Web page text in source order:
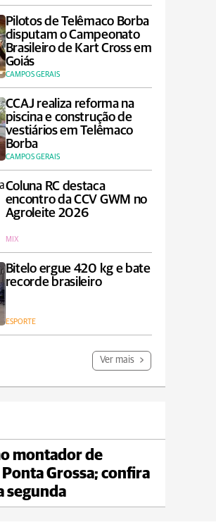
Pilotos de Telêmaco Borba
disputam o Campeonato
Brasileiro de Kart Cross em
Goiás
CAMPOS GERAIS
CCAJ realiza reforma na
piscina e construção de
vestiários em Telêmaco
Borba
CAMPOS GERAIS
Coluna RC destaca
encontro da CCV GWM no
Agroleite 2026
MIX
Bitelo ergue 420 kg e bate
recorde brasileiro
ESPORTE
Ver mais
19°C min 18°C
montador de
Grossa; confira
segunda